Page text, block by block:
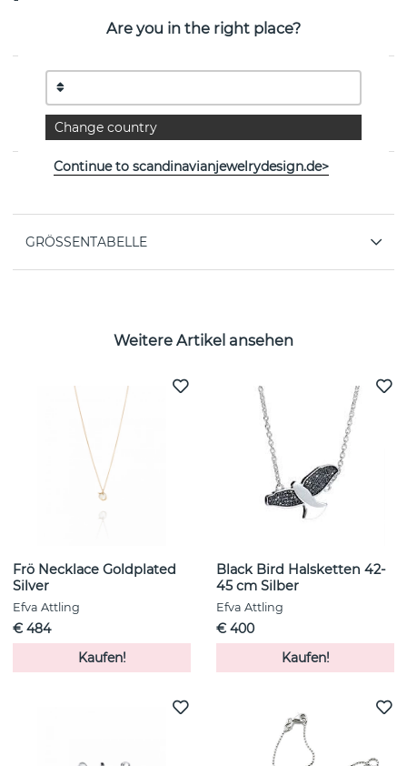
PRODUKTBESCHREIBUNG
Forget Me Not Star ist ein 18k Gold Ring von der
schwedischen Marke Efva Attling
EIGENSCHAFTEN
GRÖSSENTABELLE
Weitere Artikel ansehen
Frö Necklace Goldplated
Silver
Efva Attling
€ 484
Kaufen!
Black Bird Halsketten 42-
45 cm Silber
Efva Attling
€ 400
Kaufen!
Are you in the right place?
Change country
Continue to scandinavianjewelrydesign.de>